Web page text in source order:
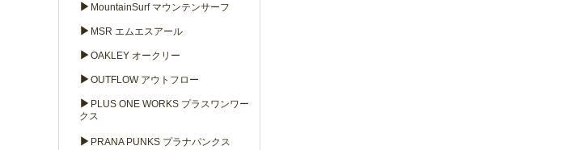
▶ MountainSurf マウンテンサーフ
▶ MSR エムエスアール
▶ OAKLEY オークリー
▶ OUTFLOW アウトフロー
▶ PLUS ONE WORKS プラスワンワー
クス
▶ PRANA PUNKS プラナパンクス